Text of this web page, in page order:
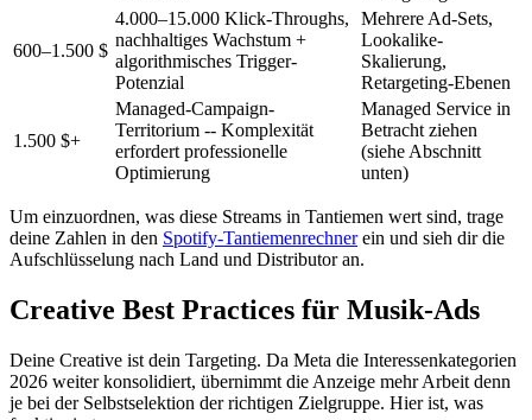
600–1.500 $
4.000–15.000 Klick-Throughs,
nachhaltiges Wachstum +
algorithmisches Trigger-
Potenzial
Mehrere Ad-Sets,
Lookalike-
Skalierung,
Retargeting-Ebenen
1.500 $+
Managed-Campaign-
Territorium -- Komplexität
erfordert professionelle
Optimierung
Managed Service in
Betracht ziehen
(siehe Abschnitt
unten)
Um einzuordnen, was diese Streams in Tantiemen wert sind, trage
deine Zahlen in den Spotify-Tantiemenrechnerein und sieh dir die
Aufschlüsselung nach Land und Distributor an.
Creative Best Practices für Musik-Ads
Deine Creative ist dein Targeting. Da Meta die Interessenkategorien
2026 weiter konsolidiert, übernimmt die Anzeige mehr Arbeit denn
je bei der Selbstselektion der richtigen Zielgruppe. Hier ist, was